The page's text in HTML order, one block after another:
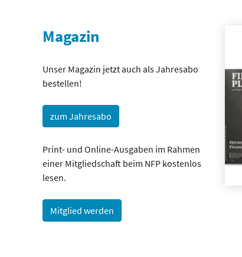
Magazin
Unser Magazin jetzt auch als Jahresabo
bestellen!
zum Jahresabo
Print- und Online-Ausgaben im Rahmen
einer Mitgliedschaft beim NFP kostenlos
lesen.
Mitglied werden